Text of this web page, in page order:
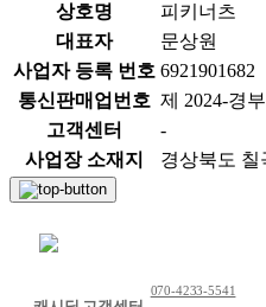
상호명
피키너츠
대표자
문상원
사업자 등록 번호 6921901682
통신판매업번호 제 2024-경
고객센터
-
사업장 소재지
경상북도 칠
070-4233-5541